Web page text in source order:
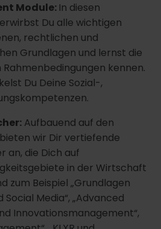
Module: In diesen
Du alle wichtigen
rechtlichen und
Grundlagen und lernst die
kennen.
Du Deine Sozial-,
Aufbauend auf den
wir Dir vertiefende
an, die Dich auf
in der Wirtschaft
zum Beispiel „Grundlagen
Media“, „Advanced
Innovationsmanagement“,